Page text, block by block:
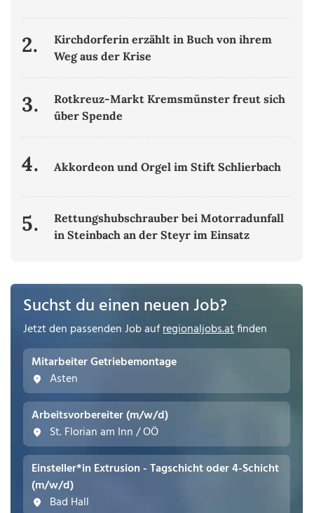
2.
Kirchdorferin erzählt in Buch von ihrem
Weg aus der Krise
3.
Rotkreuz-Markt Kremsmünster freut sich
über Spende
4. Akkordeon und Orgel im Stift Schlierbach
5.
Rettungshubschrauber bei Motorradunfall
in Steinbach an der Steyr im Einsatz
Suchst du einen neuen Job?
Jetzt den passenden Job aufregionaljobs.atfinden
Mitarbeiter Getriebemontage
Asten
Arbeitsvorbereiter (m/w/d)
St. Florian am Inn / OÖ
Einsteller*in Extrusion - Tagschicht oder 4-Schicht
(m/w/d)
Bad Hall